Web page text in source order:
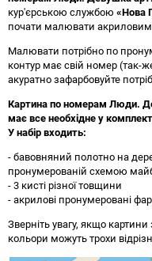
кур'єрською службою «Нова
почати малювати
Малювати потрібно по
контур має свій номер
акуратно зафарбовуйте
Картина по номерам Люди.
має все необхідне у
У набір входить:
- бавовняний полотно на
пронумерованій схемою
- 3 кисті різної товщини
- акрилові пронумеровані
Зверніть увагу, якщо
кольори можуть трохи